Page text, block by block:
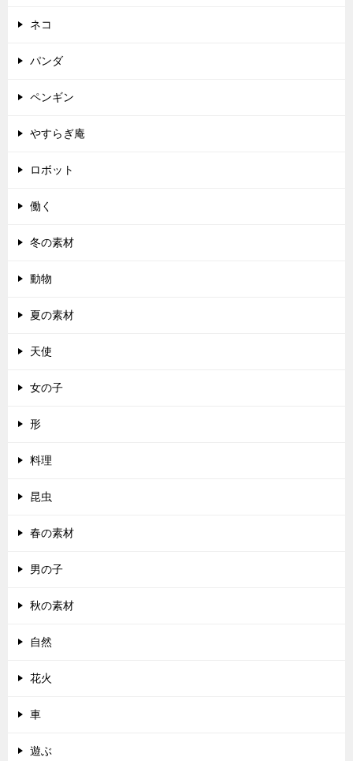
ネコ
パンダ
ペンギン
やすらぎ庵
ロボット
働く
冬の素材
動物
夏の素材
天使
女の子
形
料理
昆虫
春の素材
男の子
秋の素材
自然
花火
車
遊ぶ